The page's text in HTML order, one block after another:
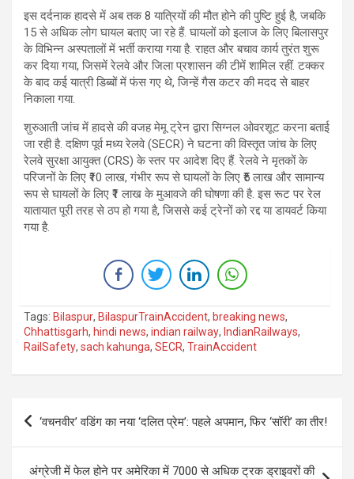
इस दर्दनाक हादसे में अब तक 8 यात्रियों की मौत होने की पुष्टि हुई है, जबकि
15 से अधिक लोग घायल बताए जा रहे हैं. घायलों को इलाज के लिए बिलासपुर
के विभिन्न अस्पतालों में भर्ती कराया गया है. राहत और बचाव कार्य तुरंत शुरू
कर दिया गया, जिसमें रेलवे और जिला प्रशासन की टीमें शामिल रहीं. टक्कर
के बाद कई यात्री डिब्बों में फंस गए थे, जिन्हें गैस कटर की मदद से बाहर
निकाला गया.
शुरुआती जांच में हादसे की वजह मेमू ट्रेन द्वारा सिग्नल ओवरशूट करना बताई
जा रही है. दक्षिण पूर्व मध्य रेलवे (SECR) ने घटना की विस्तृत जांच के लिए
रेलवे सुरक्षा आयुक्त (CRS) के स्तर पर आदेश दिए हैं. रेलवे ने मृतकों के
परिजनों के लिए ₹10 लाख, गंभीर रूप से घायलों के लिए ₹5 लाख और सामान्य
रूप से घायलों के लिए ₹1 लाख के मुआवजे की घोषणा की है. इस रूट पर रेल
यातायात पूरी तरह से ठप हो गया है, जिससे कई ट्रेनों को रद्द या डायवर्ट किया
गया है.
Tags: Bilaspur, BilaspurTrainAccident, breaking news,
Chhattisgarh, hindi news, indian railway, IndianRailways,
RailSafety, sach kahunga, SECR, TrainAccident
Post
‘वचनवीर’ वडिंग का नया ‘दलित प्रेम’: पहले अपमान, फिर ‘सॉरी’ का तीर!
अंग्रेजी में फेल होने पर अमेरिका में 7000 से अधिक ट्रक ड्राइवरों की